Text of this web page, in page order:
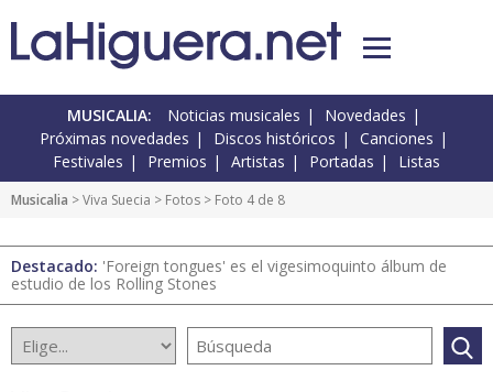
MUSICALIA: Noticias musicales
Novedades
Próximas novedades
Discos históricos
Canciones
Festivales
Premios Artistas Portadas Listas
Musicalia >Viva Suecia > Fotos > Foto 4 de 8
Destacado: 'Foreign tongues' es el vigesimoquinto álbum de
estudio de los Rolling Stones